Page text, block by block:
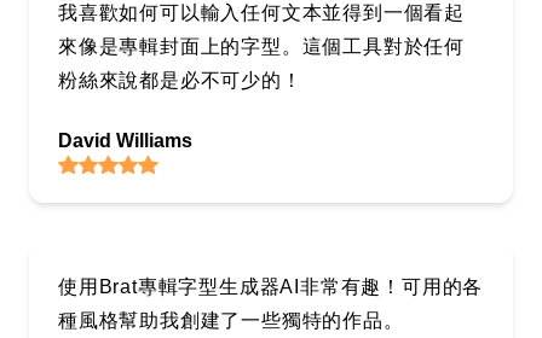
我喜歡如何可以輸入任何文本並得到一個看起
來像是專輯封面上的字型。這個工具對於任何
粉絲來說都是必不可少的！
David Williams
使用Brat專輯字型生成器AI非常有趣！可用的各
種風格幫助我創建了一些獨特的作品。